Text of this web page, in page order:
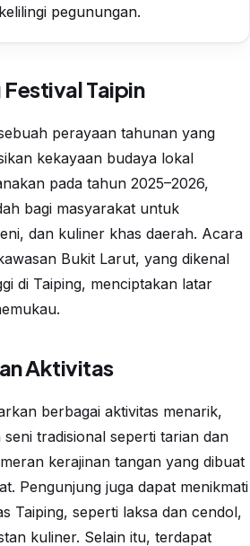
pegunungan.
Taipin
perayaan tahunan yang
kekayaan budaya lokal
pada tahun 2025–2026,
bagi masyarakat untuk
dan kuliner khas daerah. Acara
Bukit Larut, yang dikenal
di Taiping, menciptakan latar
Aktivitas
berbagai aktivitas menarik,
tradisional seperti tarian dan
kerajinan tangan yang dibuat
Pengunjung juga dapat menikmati
Taiping, seperti laksa dan cendol,
kuliner. Selain itu, terdapat